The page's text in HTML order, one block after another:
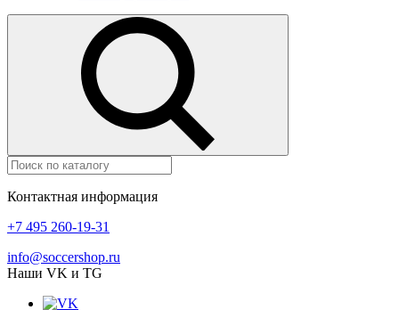
Контактная информация
+7 495 260-19-31
info@soccershop.ru
Наши VK и TG